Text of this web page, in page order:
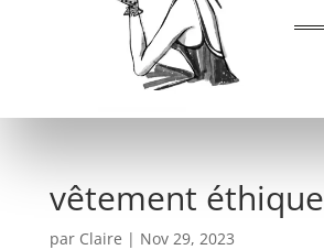
vêtement éthique
par Claire | Nov 29, 2023